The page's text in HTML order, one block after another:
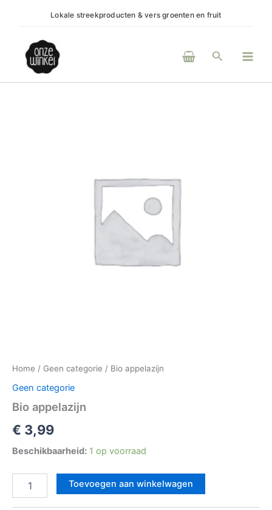
inhoud
Lokale streekproducten & vers groenten en fruit
Zoeken
Home / Geen categorie / Bio appelazijn
Geen categorie
Bio appelazijn
€ 3,99
Beschikbaarheid: 1 op voorraad
Toevoegen aan winkelwagen